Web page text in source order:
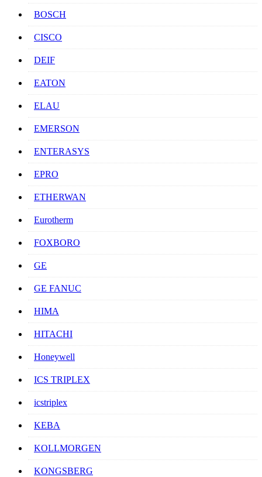
BOSCH
CISCO
DEIF
EATON
ELAU
EMERSON
ENTERASYS
EPRO
ETHERWAN
Eurotherm
FOXBORO
GE
GE FANUC
HIMA
HITACHI
Honeywell
ICS TRIPLEX
icstriplex
KEBA
KOLLMORGEN
KONGSBERG